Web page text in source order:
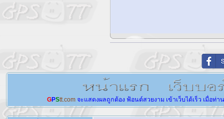
GPStt.com จะแสดงผลถูกต้อง ฟ้อนต์สวยงาม เข้าเว็บได้เร็ว เมื่อท่า